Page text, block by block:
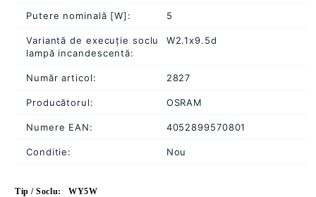
Putere nominală [W]: 5
Variantă de execuție soclu
lampă incandescentă:
W2.1x9.5d
Număr articol: 2827
Producătorul: OSRAM
Numere EAN: 4052899570801
Conditie: Nou
Tip / Soclu: WY5W